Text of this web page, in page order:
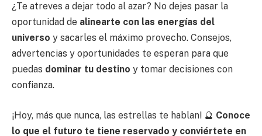
¿Te atreves a dejar todo al azar? No dejes pasar la
oportunidad de alinearte con las energías del
universo y sacarles el máximo provecho. Consejos,
advertencias y oportunidades te esperan para que
puedas dominar tu destino y tomar decisiones con
confianza.
¡Hoy, más que nunca, las estrellas te hablan! 🔮 Conoce
lo que el futuro te tiene reservado y conviértete en